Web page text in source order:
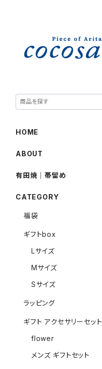
HOME
ABOUT
有田焼｜帯留め
CATEGORY
福袋
ギフトbox
Lサイズ
Mサイズ
Sサイズ
ラッピング
ギフト アクセサリーセット
flower
メンズ ギフトセット